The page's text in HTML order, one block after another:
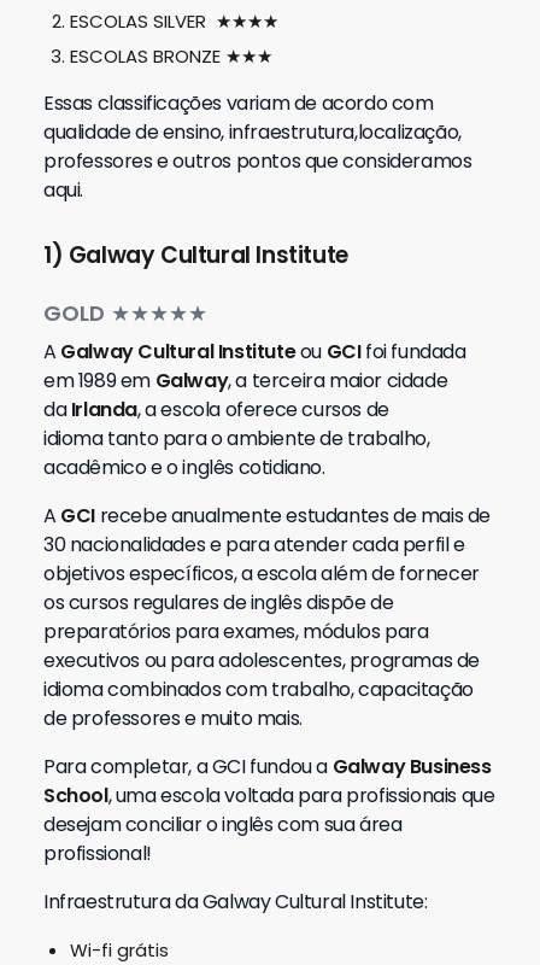
ESCOLAS SILVER ★★★★
ESCOLAS BRONZE ★★★
Essas classificações variam de acordo com
qualidade de ensino, infraestrutura,localização,
professores e outros pontos que consideramos
aqui.
1) Galway Cultural Institute
GOLD ★★★★★
A Galway Cultural Instituteou GCIfoi fundada
em 1989 em Galway, a terceira maior cidade
daIrlanda, a escola oferece cursos de
idioma tanto para o ambiente de trabalho,
acadêmico e o inglês cotidiano.
A GCI recebe anualmente estudantes de mais de
30 nacionalidades e para atender cada perfil e
objetivos específicos, a escola além de fornecer
os cursos regulares de inglês dispõe de
preparatórios para exames, módulos para
executivos ou para adolescentes, programas de
idioma combinados com trabalho, capacitação
de professores e muito mais.
Para completar, a GCI fundou a Galway Business
School, uma escola voltada para profissionais que
desejam conciliar o inglês com sua área
profissional!
Infraestrutura daGalway Cultural Institute:
Wi-fi grátis